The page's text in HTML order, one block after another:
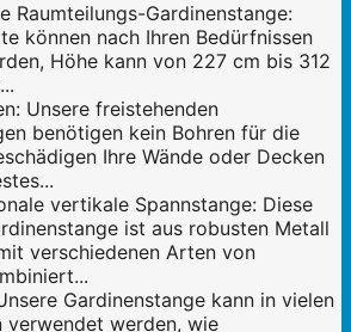
Raumteilungs-Gardinenstange:
können nach Ihren Bedürfnissen
Höhe kann von 227 cm bis 312
Unsere freistehenden
benötigen kein Bohren für die
Ihre Wände oder Decken
vertikale Spannstange: Diese
ist aus robusten Metall
verschiedenen Arten von
Gardinenstange kann in vielen
verwendet werden, wie